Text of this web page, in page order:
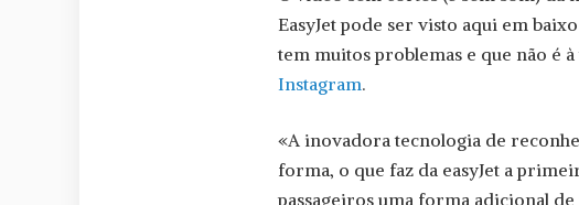
EasyJet pode ser visto aqui em
tem muitos problemas e que não é
Instagram.
«A inovadora tecnologia de
forma, o que faz da easyJet a
passageiros uma forma adicional